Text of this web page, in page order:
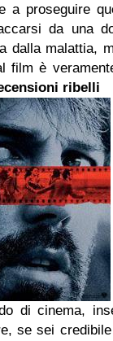
a proseguire
da una
dalla malattia,
film è
ribelli
di cinema,
se sei